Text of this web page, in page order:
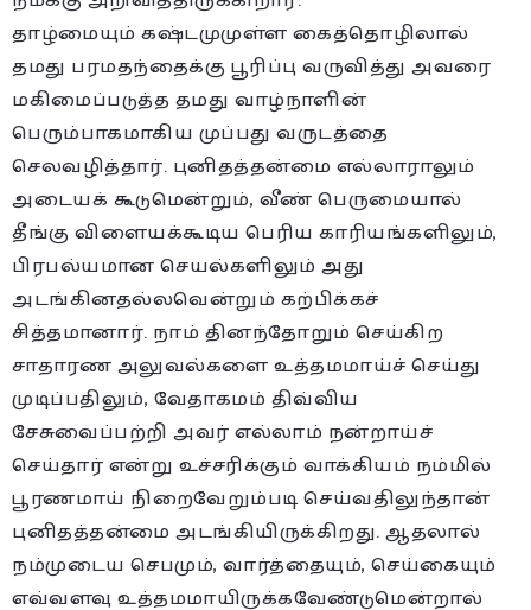
தாழ்மையும் கஷ்டமுமுள்ள கைத்தொழிலால்
தமது பரமதந்தைக்கு பூரிப்பு வருவித்து அவரை
மகிமைப்படுத்த தமது வாழ்நாளின்
பெரும்பாகமாகிய முப்பது வருடத்தை
செலவழித்தார். புனிதத்தன்மை எல்லாராலும்
அடையக் கூடுமென்றும், வீண் பெருமையால்
தீங்கு விளையக்கூடிய பெரிய காரியங்களிலும்,
பிரபல்யமான செயல்களிலும் அது
அடங்கினதல்லவென்றும் கற்பிக்கச்
சித்தமானார். நாம் தினந்தோறும் செய்கிற
சாதாரண அலுவல்களை உத்தமமாய்ச் செய்து
முடிப்பதிலும், வேதாகமம் திவ்விய
சேசுவைப்பற்றி அவர் எல்லாம் நன்றாய்ச்
செய்தார் என்று உச்சரிக்கும் வாக்கியம் நம்மில்
பூரணமாய் நிறைவேறும்படி செய்வதிலுந்தான்
புனிதத்தன்மை அடங்கியிருக்கிறது. ஆதலால்
நம்முடைய செபமும், வார்த்தையும், செய்கையும்
எவ்வளவு உத்தமமாயிருக்கவேண்டுமென்றால்